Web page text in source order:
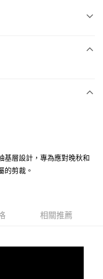
基層設計，專為應對晚秋和
的剪裁。
相關推薦